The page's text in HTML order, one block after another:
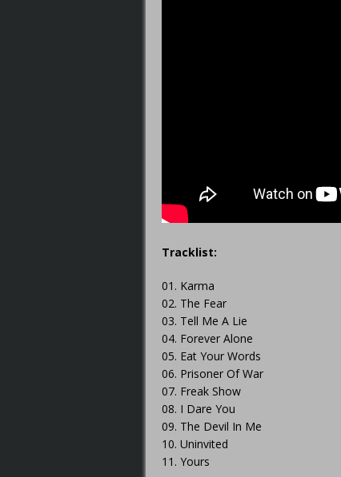
Tracklist:
01. Karma
02. The Fear
03. Tell Me A Lie
04. Forever Alone
05. Eat Your Words
06. Prisoner Of War
07. Freak Show
08. I Dare You
09. The Devil In Me
10. Uninvited
11. Yours